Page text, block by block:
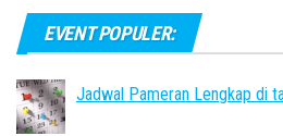
EVENT POPULER:
Jadwal Pameran Lengkap di